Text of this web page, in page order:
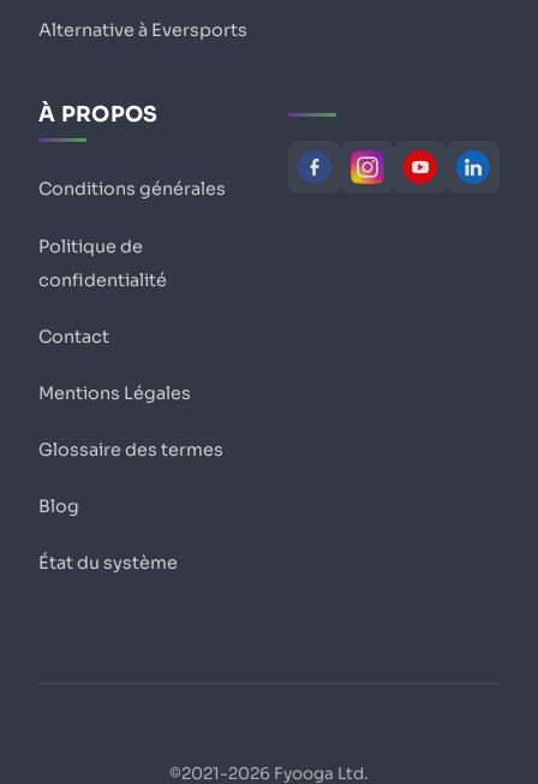
Alternative à Eversports
À PROPOS
Conditions générales
Politique de
confidentialité
Contact
Mentions Légales
Glossaire des termes
Blog
État du système
©2021-2026 Fyooga Ltd.